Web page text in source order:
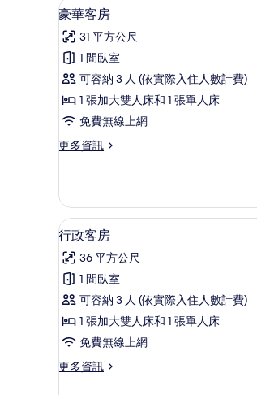
的
情
顯
示
豪
華
客
房
所
相
片
2
豪華客房
31 平方公尺
1 間臥室
可容納 3 人 (依實際入住人數計費)
1 張加大雙人床和 1 張單人床
免費無線上網
更多資訊
更
客
房
的
詳
情
顯
示
行
政
客
房
所
迷你吧
2
行政客房
36 平方公尺
1 間臥室
可容納 3 人 (依實際入住人數計費)
1 張加大雙人床和 1 張單人床
免費無線上網
更多資訊
更